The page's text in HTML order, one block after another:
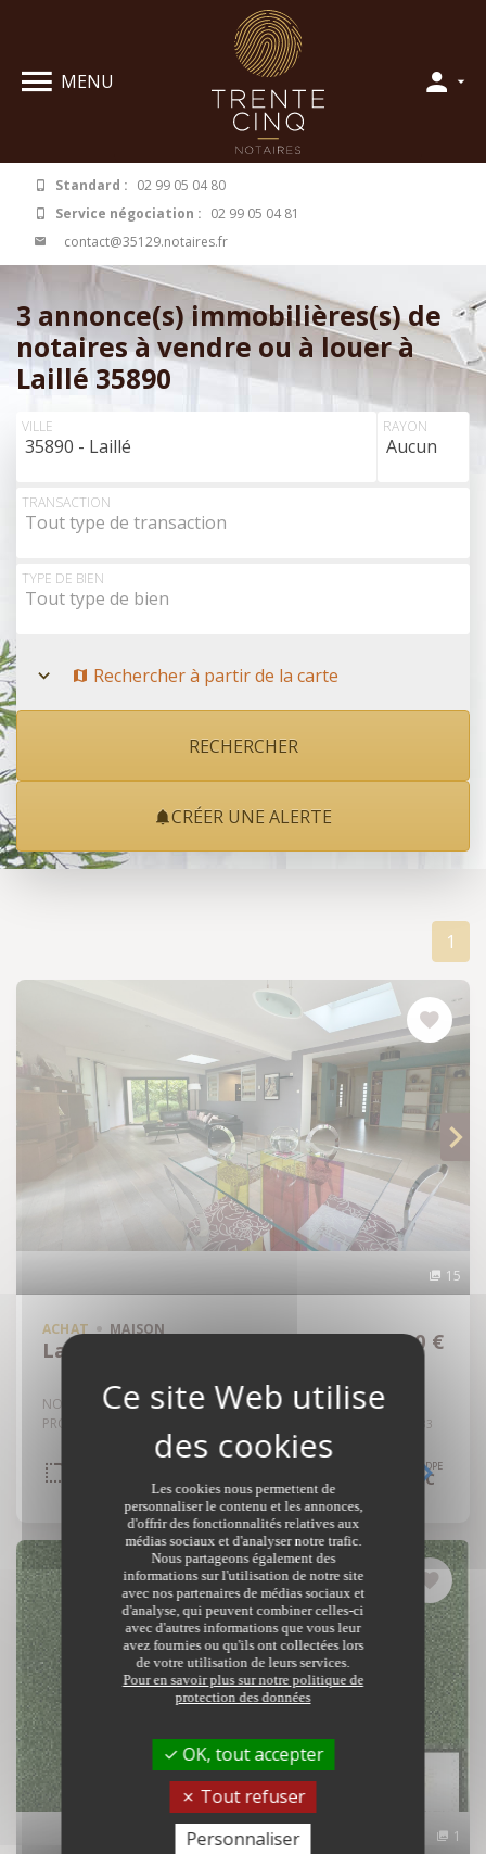
MENU
Standard : 02 99 05 04 80
Service négociation : 02 99 05 04 81
contact@35129.notaires.fr
3 annonce(s) immobilières(s) de
notaires à vendre ou à louer à
Laillé 35890
VILLE
35890 - Laillé
Rechercher à partir de la carte
RAYON
Aucun
TRANSACTION
Tout type de transaction
TYPE DE BIEN
Tout type de bien
Rechercher à partir de la carte
CRÉER UNE ALERTE
1
15
ACHAT MAISON
Laillé - 35890 491 500 €
NOUVEAUTE ETUDE TRENTE CINQ NOTAIRES - LAILLÉ (35890) -
PROPRIÉTÉ FAMILIALE DE 179 M² - 5 CHAMBRES -...
Réf: 35129-6933
2003 m2
DPE
C
1
Panneau de gestion des cookies
Les cookies nous permettent de
personnaliser le contenu et les annonces,
d'offrir des fonctionnalités relatives aux
médias sociaux et d'analyser notre trafic.
Nous partageons également des
informations sur l'utilisation de notre site
avec nos partenaires de médias sociaux et
d'analyse, qui peuvent combiner celles-ci
avec d'autres informations que vous leur
avez fournies ou qu'ils ont collectées lors
de votre utilisation de leurs services.
Pour en savoir plus sur notre politique de
protection des données
OK, tout accepter
Tout refuser
Personnaliser